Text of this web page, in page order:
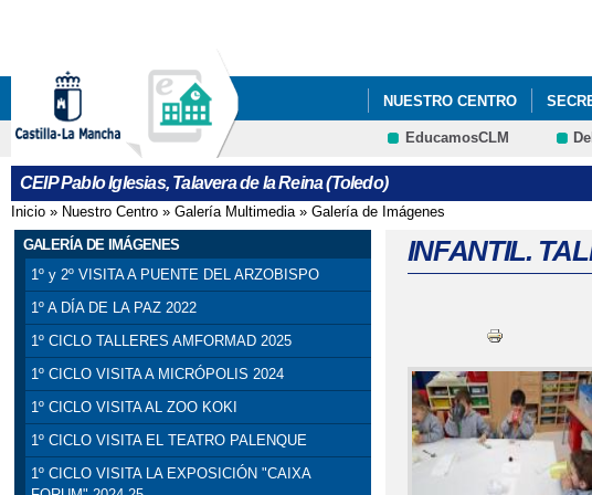
NUESTRO CENTRO
EducamosCLM
CEIP Pablo Iglesias, Talavera de la Reina (Toledo)
Se encuentra usted aquí
Inicio » Nuestro Centro » Galería Multimedia» Galería de Imágenes
GALERÍA DE IMÁGENES
1º y 2º VISITA A PUENTE DEL ARZOBISPO
1º A DÍA DE LA PAZ 2022
1º CICLO TALLERES AMFORMAD 2025
1º CICLO VISITA A MICRÓPOLIS 2024
1º CICLO VISITA AL ZOO KOKI
1º CICLO VISITA EL TEATRO PALENQUE
1º CICLO VISITA LA EXPOSICIÓN "CAIXA
INFANTIL.